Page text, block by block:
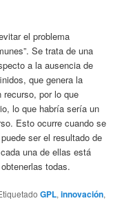
el problema
Se trata de una
a la ausencia de
que genera la
recurso, por lo que
lo que habría sería un
Esto ocurre cuando se
ser el resultado de
una de ellas está
todas.
GPL,innovación,